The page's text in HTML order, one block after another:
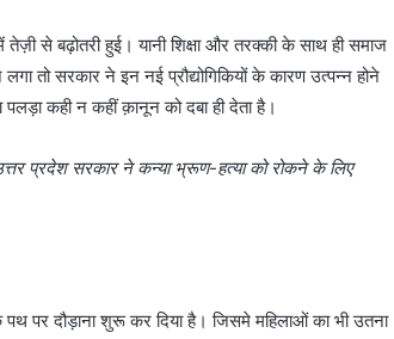
से बढ़ोतरी हुई। यानी शिक्षा और तरक्की के साथ ही समाज
तो सरकार ने इन नई प्रौद्योगिकियों के कारण उत्पन्न होने
कही न कहीं क़ानून को दबा ही देता है।
प्रदेश सरकार ने कन्या भ्रूण-हत्या को रोकने के लिए
दौड़ाना शुरू कर दिया है। जिसमे महिलाओं का भी उतना